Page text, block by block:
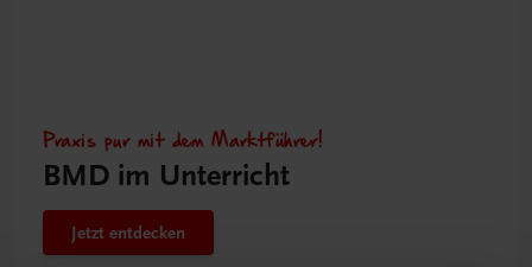
Praxis pur mit dem Marktführer!
BMD im Unterricht
Jetzt entdecken